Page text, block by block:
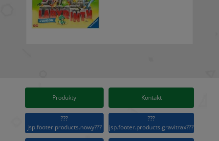
Produkty Kontakt
???
jsp.footer.products.nowy???
???
jsp.footer.products.gravitrax???